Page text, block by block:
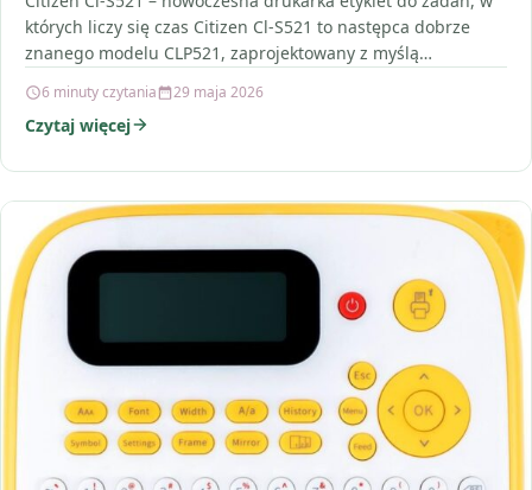
których liczy się czas Citizen Cl-S521 to następca dobrze
znanego modelu CLP521, zaprojektowany z myślą…
6 minuty czytania 29 maja 2026
Czytaj więcej